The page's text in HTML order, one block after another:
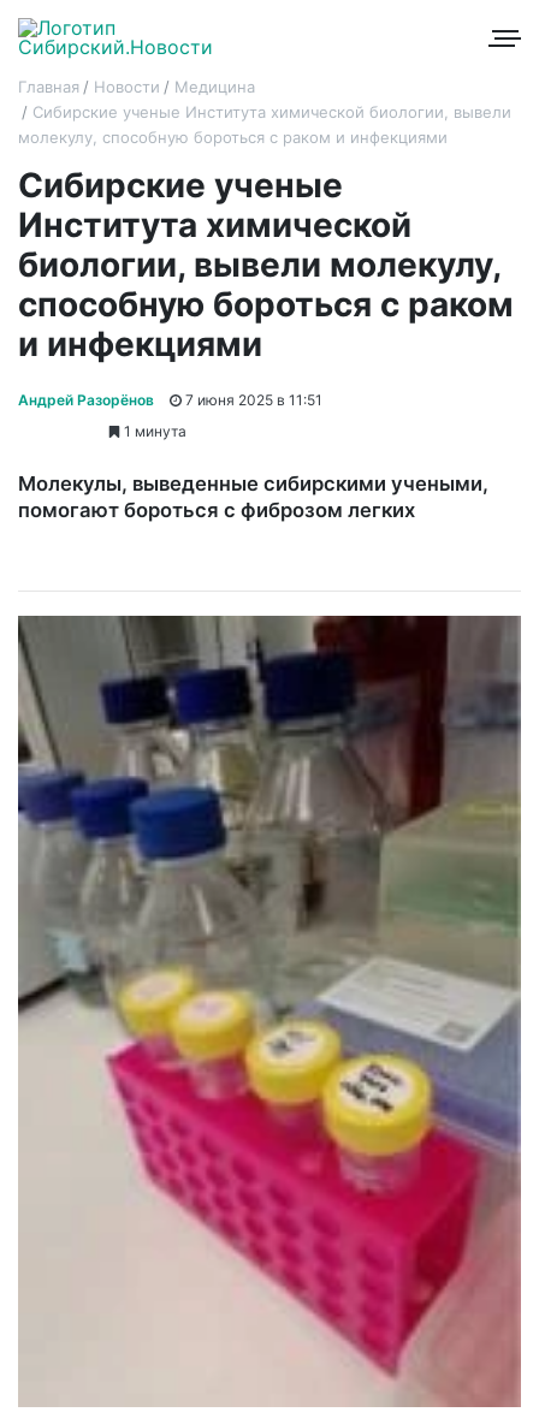
Главная Новости
Медицина
Сибирские ученые Института химической биологии, вывели
молекулу, способную бороться с раком и инфекциями
Сибирские ученые
Института химической
биологии, вывели молекулу,
способную бороться с раком
и инфекциями
Андрей Разорёнов
7 июня 2025 в 11:51
1 минута
Молекулы, выведенные сибирскими учеными,
помогают бороться с фиброзом легких